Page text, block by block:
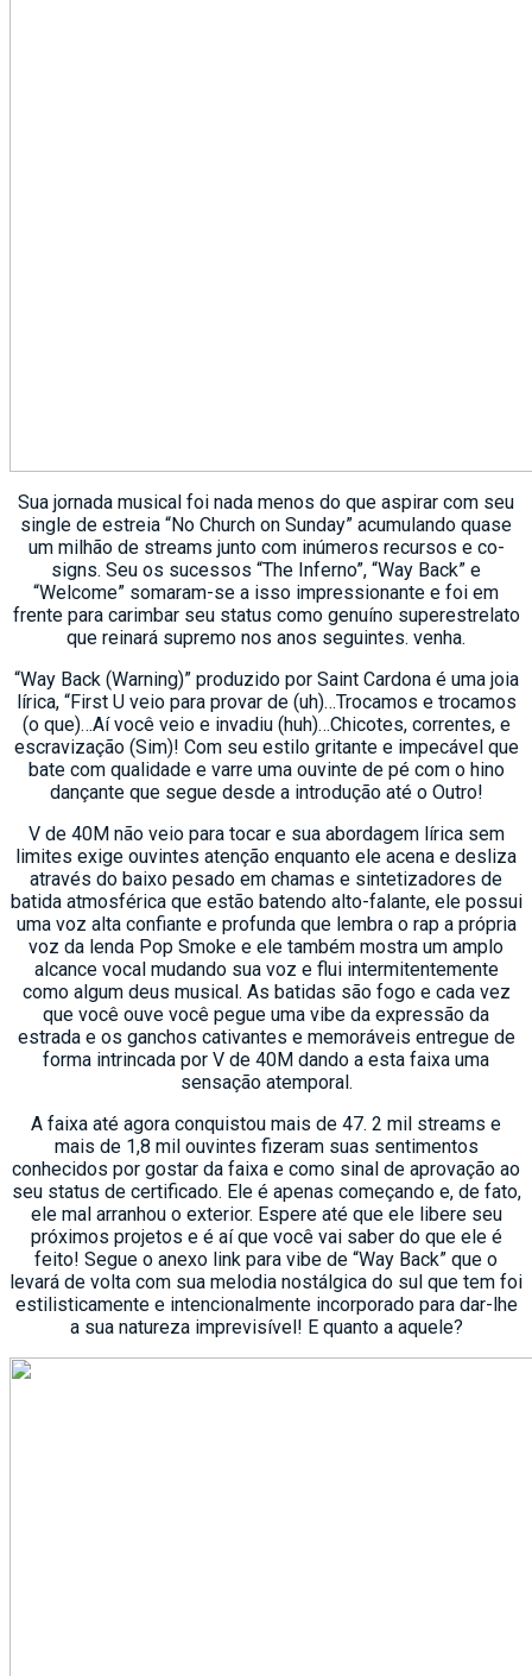
Sua jornada musical foi nada menos do que aspirar com seu
single de estreia “No Church on Sunday” acumulando quase
um milhão de streams junto com inúmeros recursos e co-
signs. Seu os sucessos “The Inferno”, “Way Back” e
“Welcome” somaram-se a isso impressionante e foi em
frente para carimbar seu status como genuíno superestrelato
que reinará supremo nos anos seguintes. venha.
“Way Back (Warning)” produzido por Saint Cardona é uma joia
lírica, “First U veio para provar de (uh)…Trocamos e trocamos
(o que)…Aí você veio e invadiu (huh)…Chicotes, correntes, e
escravização (Sim)! Com seu estilo gritante e impecável que
bate com qualidade e varre uma ouvinte de pé com o hino
dançante que segue desde a introdução até o Outro!
V de 40M não veio para tocar e sua abordagem lírica sem
limites exige ouvintes atenção enquanto ele acena e desliza
através do baixo pesado em chamas e sintetizadores de
batida atmosférica que estão batendo alto-falante, ele possui
uma voz alta confiante e profunda que lembra o rap a própria
voz da lenda Pop Smoke e ele também mostra um amplo
alcance vocal mudando sua voz e flui intermitentemente
como algum deus musical. As batidas são fogo e cada vez
que você ouve você pegue uma vibe da expressão da
estrada e os ganchos cativantes e memoráveis entregue de
forma intrincada por V de 40M dando a esta faixa uma
sensação atemporal.
A faixa até agora conquistou mais de 47. 2 mil streams e
mais de 1,8 mil ouvintes fizeram suas sentimentos
conhecidos por gostar da faixa e como sinal de aprovação ao
seu status de certificado. Ele é apenas começando e, de fato,
ele mal arranhou o exterior. Espere até que ele libere seu
próximos projetos e é aí que você vai saber do que ele é
feito! Segue o anexo link para vibe de “Way Back” que o
levará de volta com sua melodia nostálgica do sul que tem foi
estilisticamente e intencionalmente incorporado para dar-lhe
a sua natureza imprevisível! E quanto a aquele?